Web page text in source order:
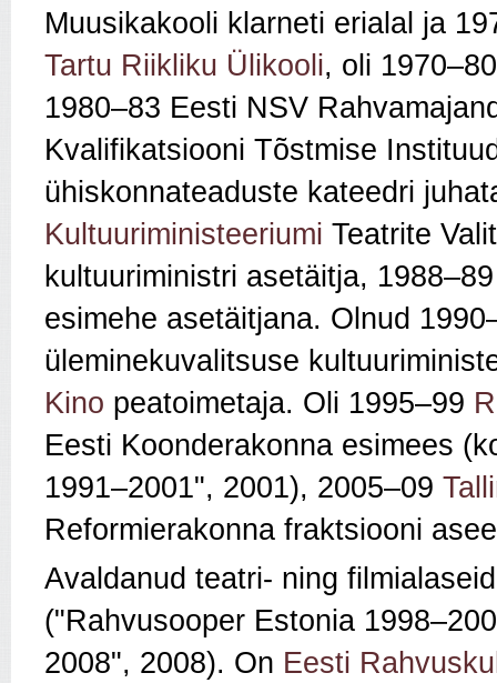
Muusikakooli klarneti erialal ja
Tartu Riikliku Ülikooli, oli
1980–83 Eesti NSV
Kvalifikatsiooni Tõstmise
ühiskonnateaduste kateedri
Kultuuriministeeriumi Teatrite
kultuuriministri asetäitja,
esimehe asetäitjana. Olnud
üleminekuvalitsuse
Kino peatoimetaja. Oli 1995–99
Eesti Koonderakonna esimees
1991–2001", 2001), 2005–09
Reformierakonna fraktsiooni
Avaldanud teatri- ning
("Rahvusooper Estonia
2008", 2008). On Eesti